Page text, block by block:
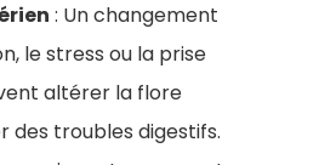
: Un changement
le stress ou la prise
altérer la flore
des troubles digestifs.